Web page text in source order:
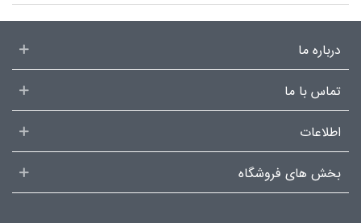
درباره ما
تماس با ما
اطلاعات
بخش های فروشگاه